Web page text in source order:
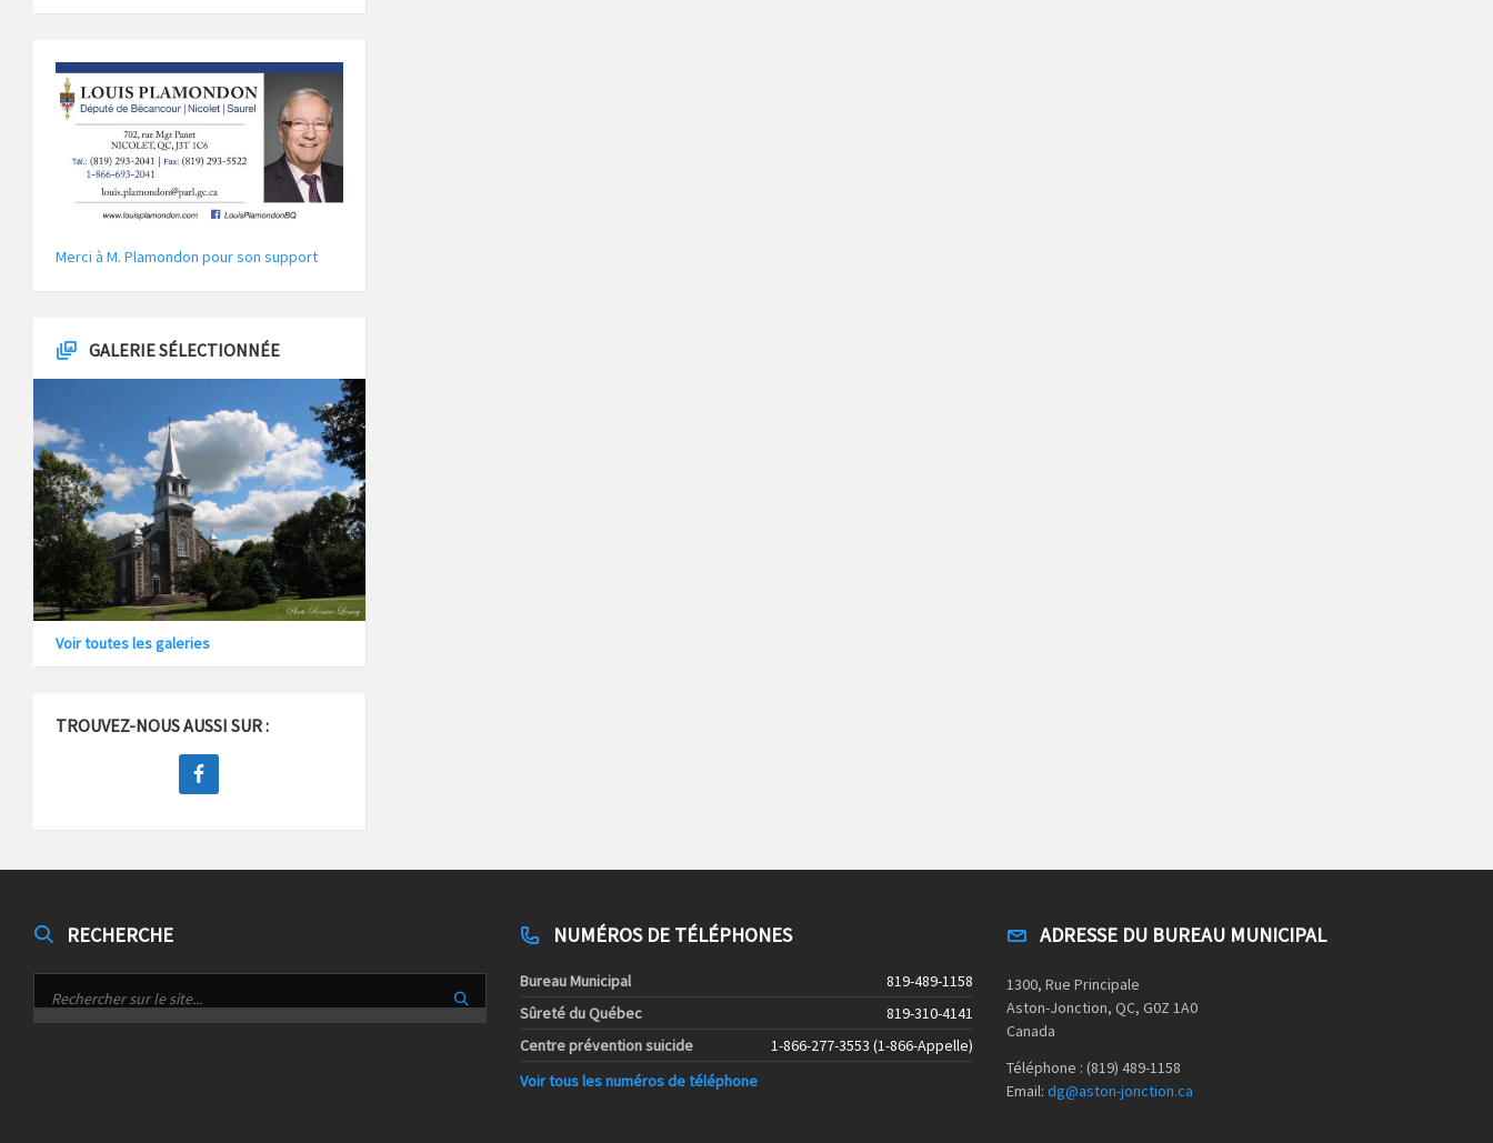
Merci à M. Plamondon pour son support
GALERIE SÉLECTIONNÉE
Voir toutes les galeries
TROUVEZ-NOUS AUSSI SUR :
RECHERCHE NUMÉROS DE TÉLÉPHONES
Bureau Municipal
819-489-1158
Sûreté du Québec
819-310-4141
Centre prévention suicide
1-866-277-3553 (1-866-Appelle)
Voir tous les numéros de téléphone
ADRESSE DU BUREAU MUNICIPAL
1300, Rue Principale
Aston-Jonction, QC, G0Z 1A0
Canada
Téléphone : (819) 489-1158
Email: dg@aston-jonction.ca